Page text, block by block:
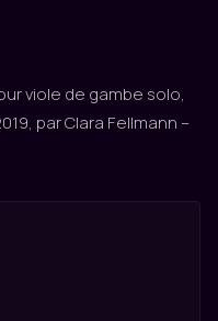
viole de gambe solo,
par Clara Fellmann –